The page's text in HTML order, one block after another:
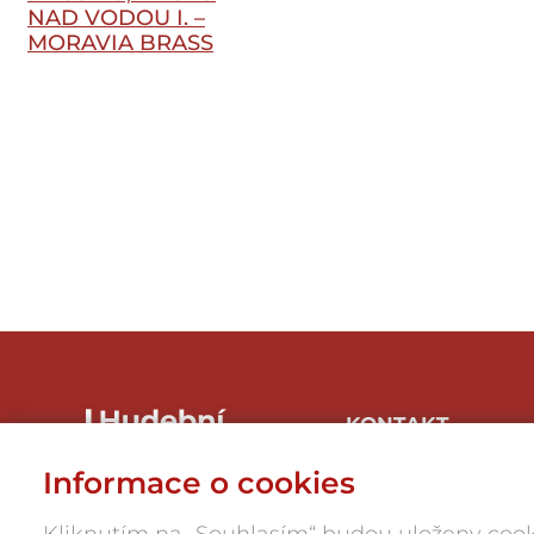
NAD VODOU I. –
MORAVIA BRASS
KONTAKT
Hrnčířská 1/246, 669 04
Informace o cookies